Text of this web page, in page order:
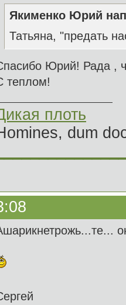
Якименко Юрий
Татьяна, "предать
Юрий! Рада ,
теплом!
плоть
dum